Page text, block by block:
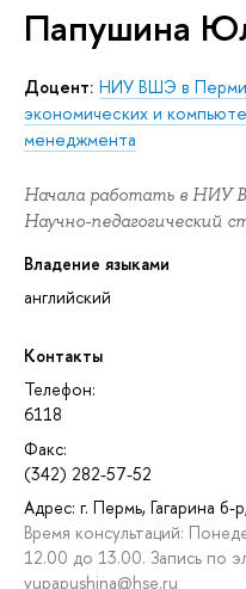
Папушина
Доцент: НИУ ВШЭ в Перми
экономических и
менеджмента
Начала работать в НИУ
Научно-педагогический
Владение языками
английский
Контакты
Телефон:
6118
Факс:
(342) 282-57-52
Адрес: г. Пермь, Гагарина б-
Время консультаций:
12.00 до 13.00. Запись по
yupapushina@hse.ru